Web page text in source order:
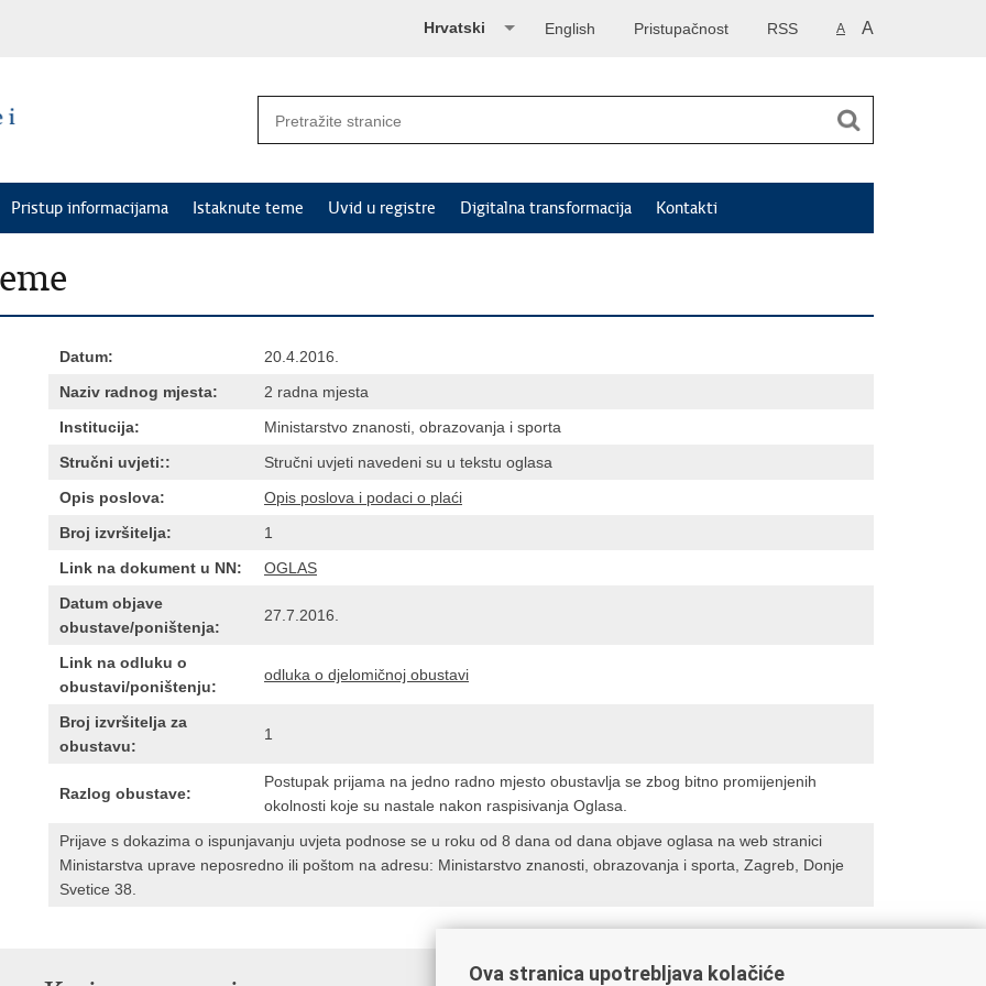
A A
RSS
Pristupačnost
English
Hrvatski
Pristup informacijama Istaknute teme Uvid u registre Digitalna transformacija Kontakti
Datum:
20.4.2016.
Naziv radnog mjesta:
2 radna mjesta
Institucija:
Ministarstvo znanosti, obrazovanja i sporta
Stručni uvjeti::
Stručni uvjeti navedeni su u tekstu oglasa
Opis poslova:
Opis poslova i podaci o plaći
Broj izvršitelja:
1
Link na dokument u NN:
OGLAS
Datum objave
obustave/poništenja:
27.7.2016.
Link na odluku o
obustavi/poništenju:
odluka o djelomičnoj obustavi
Broj izvršitelja za
obustavu:
1
Razlog obustave:
Postupak prijama na jedno radno mjesto obustavlja se zbog bitno promijenjenih
okolnosti koje su nastale nakon raspisivanja Oglasa.
Prijave s dokazima o ispunjavanju uvjeta podnose se u roku od 8 dana od dana objave oglasa na web stranici
Ministarstva uprave neposredno ili poštom na adresu: Ministarstvo znanosti, obrazovanja i sporta, Zagreb, Donje
Svetice 38.
Ova stranica upotrebljava kolačiće